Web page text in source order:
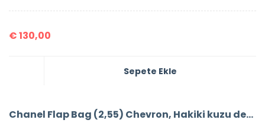
€130,00
Sepete Ekle
Chanel Flap Bag (2,55) Chevron, Hakiki kuzu derisi